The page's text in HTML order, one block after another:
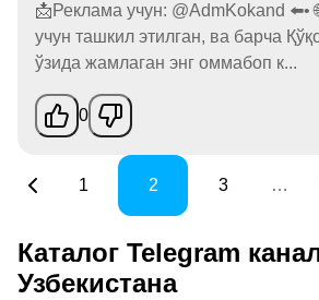
📩Реклама учун: @AdmKokand ⬅️•
учун ташкил этилган, ва барча
ўзида жамлаган энг оммабоп к...
0
1 2 3 …
Каталог Telegram
Узбекистана